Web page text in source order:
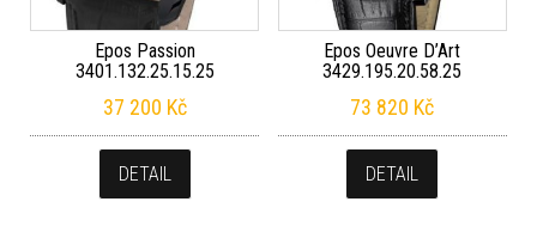
Epos Passion
3401.132.25.15.25
37 200 Kč
DETAIL
Epos Oeuvre D’Art
3429.195.20.58.25
73 820 Kč
DETAIL